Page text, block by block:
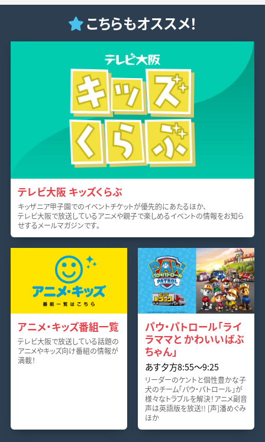
こちらもオススメ！
テレビ大阪 キッズくらぶ
キッザニア甲子園でのイベントチケットが優先的にあたるほか、
テレビ大阪で放送しているアニメや親子で楽しめるイベントの情報をお知ら
せするメールマガジンです。
アニメ・キッズ番組一覧
テレビ大阪で放送している話題の
アニメやキッズ向け番組の情報が
満載！
パウ・パトロール「ライ
ラママと かわいいばぶ
ちゃん」
あす夕方8:55〜9:25
リーダーのケントと個性豊かな子
犬のチーム「パウ・パトロール」が
様々なトラブルを解決！アニメ副音
声は英語版を放送!! [声]潘めぐみ
ほか